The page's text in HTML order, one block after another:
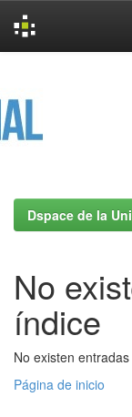
Dspace de la
No
índice
No existen
Página de inicio